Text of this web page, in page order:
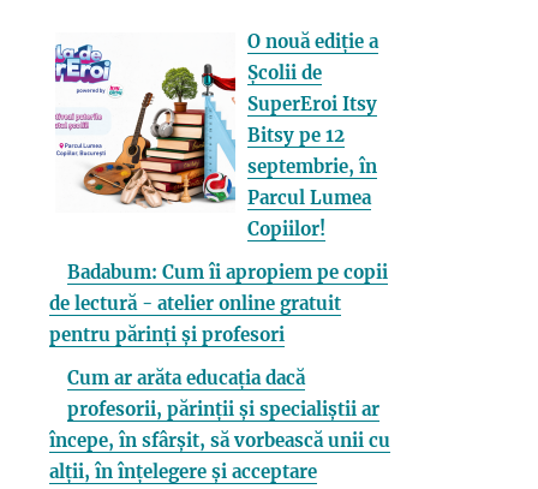
O nouă ediție a
Școlii de
SuperEroi Itsy
Bitsy pe 12
septembrie, în
Parcul Lumea
Copiilor!
Badabum: Cum îi apropiem pe copii
de lectură - atelier online gratuit
pentru părinți și profesori
Cum ar arăta educația dacă
profesorii, părinții și specialiștii ar
începe, în sfârșit, să vorbească unii cu
alții, în înțelegere și acceptare